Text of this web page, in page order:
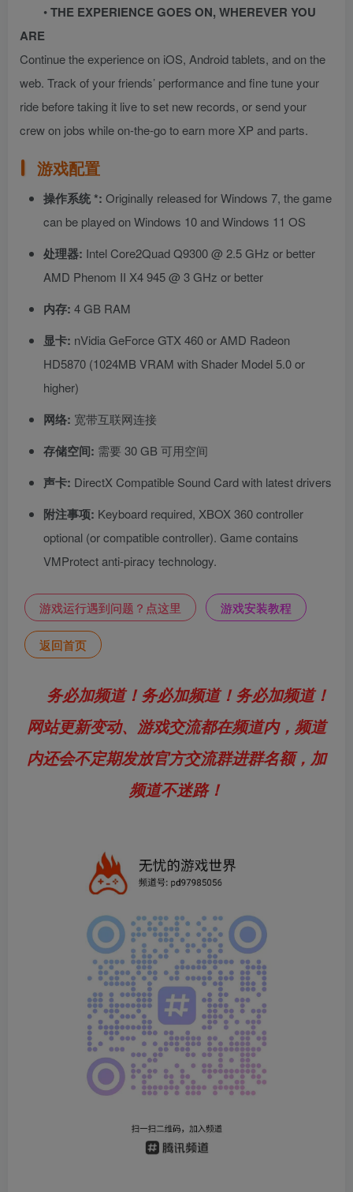
•THE EXPERIENCE GOES ON, WHEREVER YOU
ARE
Continue the experience on iOS, Android tablets, and on the
web. Track of your friends’ performance and fine tune your
ride before taking it live to set new records, or send your
crew on jobs while on-the-go to earn more XP and parts.
游戏配置
操作系统 *: Originally released for Windows 7, the game
can be played on Windows 10 and Windows 11 OS
处理器: Intel Core2Quad Q9300 @ 2.5 GHz or better
AMD Phenom II X4 945 @ 3 GHz or better
内存: 4 GB RAM
显卡: nVidia GeForce GTX 460 or AMD Radeon
HD5870 (1024MB VRAM with Shader Model 5.0 or
higher)
网络: 宽带互联网连接
存储空间: 需要 30 GB 可用空间
声卡: DirectX Compatible Sound Card with latest drivers
附注事项: Keyboard required, XBOX 360 controller
optional (or compatible controller). Game contains
VMProtect anti-piracy technology.
游戏运行遇到问题？点这里 游戏安装教程
返回首页
务必加频道！务必加频道！务必加频道！
网站更新变动、游戏交流都在频道内，频道
内还会不定期发放官方交流群进群名额，加
频道不迷路！